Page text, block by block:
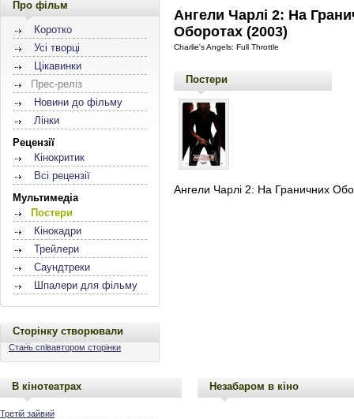
Про фільм
Коротко
Усі творці
Цікавинки
Прес-реліз
Новини до фільму
Лінки
Рецензії
Кінокритик
Всі рецензії
Мультимедіа
Постери
Кінокадри
Трейлери
Саундтреки
Шпалери для фільму
Сторінку створювали
Стань співавтором сторінки
Ангели Чарлі 2: На
Оборотах (2003)
Charlie's Angels: Full Throttle
Постери
Ангели Чарлі 2: На Граничних
В кінотеатрах
Третій зайвий
Незабаром в кіно